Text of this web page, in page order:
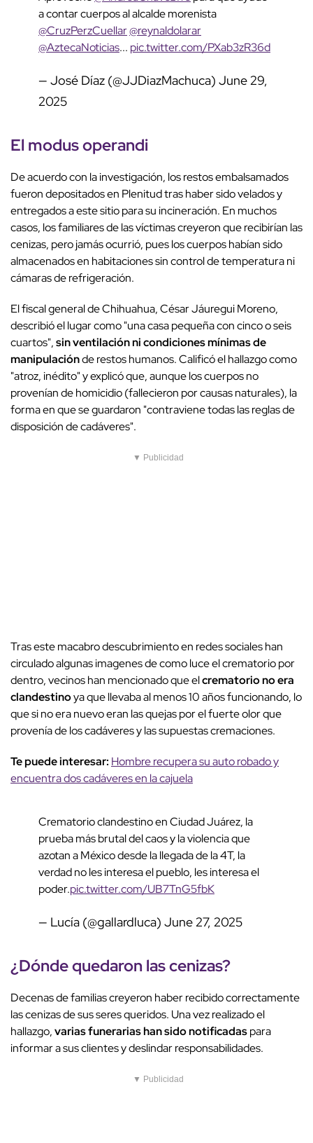
a contar cuerpos al alcalde morenista
@CruzPerzCuellar@reynaldolarar
@AztecaNoticias... pic.twitter.com/PXab3zR36d
— José Díaz (@JJDiazMachuca) June 29,
2025
El modus operandi
De acuerdo con la investigación, los restos embalsamados
fueron depositados en Plenitud tras haber sido velados y
entregados a este sitio para su incineración. En muchos
casos, los familiares de las víctimas creyeron que recibirían las
cenizas, pero jamás ocurrió, pues los cuerpos habían sido
almacenados en habitaciones sin control de temperatura ni
cámaras de refrigeración.
El fiscal general de Chihuahua, César Jáuregui Moreno,
describió el lugar como "una casa pequeña con cinco o seis
cuartos",sin ventilación ni condiciones mínimas de
manipulaciónde restos humanos. Calificó el hallazgo como
"atroz, inédito" y explicó que, aunque los cuerpos no
provenían de homicidio (fallecieron por causas naturales), la
forma en que se guardaron "contraviene todas las reglas de
disposición de cadáveres".
▼ Publicidad
Tras este macabro descubrimiento en redes sociales han
circulado algunas imagenes de como luce el crematorio por
dentro, vecinos han mencionado que elcrematorio no era
clandestinoya que llevaba al menos 10 años funcionando, lo
que si no era nuevo eran las quejas por el fuerte olor que
provenía de los cadáveres y las supuestas cremaciones.
Te puede interesar: Hombre recupera su auto robado y
encuentra dos cadáveres en la cajuela
Crematorio clandestino en Ciudad Juárez, la
prueba más brutal del caos y la violencia que
azotan a México desde la llegada de la 4T, la
verdad no les interesa el pueblo, les interesa el
poder.pic.twitter.com/UB7TnG5fbK
— Lucía (@gallardluca) June 27, 2025
¿Dónde quedaron las cenizas?
Decenas de familias creyeron haber recibido correctamente
las cenizas de sus seres queridos. Una vez realizado el
hallazgo,varias funerarias han sido notificadaspara
informar a sus clientes y deslindar responsabilidades.
▼ Publicidad